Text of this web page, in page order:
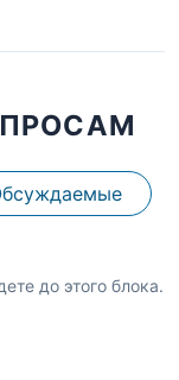
до этого блока.